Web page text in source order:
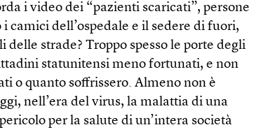
i video dei “pazienti scaricati”, persone
camici dell’ospedale e il sedere di fuori,
delle strade? Troppo spesso le porte degli
statunitensi meno fortunati, e non
o quanto soffrissero. Almeno non è
nell’era del virus, la malattia di una
per la salute di un’intera società